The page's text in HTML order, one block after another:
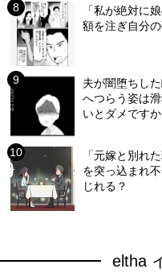
「私が絶対に
額を注ぎ自分
夫が闇堕ちし
へつらう姿は
いとダメですか
「元嫁と別れ
を突っ込まれ
じれる？
eltha